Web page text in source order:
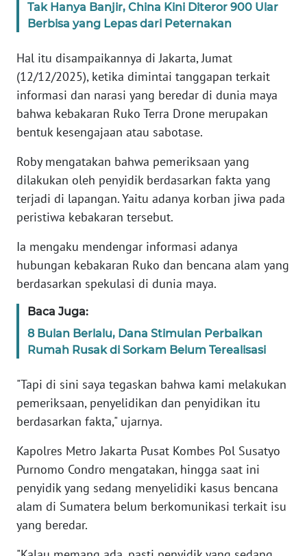
Tak Hanya Banjir, China Kini Diteror 900 Ular
Berbisa yang Lepas dari Peternakan
Hal itu disampaikannya di Jakarta, Jumat
(12/12/2025), ketika dimintai tanggapan terkait
informasi dan narasi yang beredar di dunia maya
bahwa kebakaran Ruko Terra Drone merupakan
bentuk kesengajaan atau sabotase.
Roby mengatakan bahwa pemeriksaan yang
dilakukan oleh penyidik berdasarkan fakta yang
terjadi di lapangan. Yaitu adanya korban jiwa pada
peristiwa kebakaran tersebut.
Ia mengaku mendengar informasi adanya
hubungan kebakaran Ruko dan bencana alam yang
berdasarkan spekulasi di dunia maya.
Baca Juga:
8 Bulan Berlalu, Dana Stimulan Perbaikan
Rumah Rusak di Sorkam Belum Terealisasi
"Tapi di sini saya tegaskan bahwa kami melakukan
pemeriksaan, penyelidikan dan penyidikan itu
berdasarkan fakta," ujarnya.
Kapolres Metro Jakarta Pusat Kombes Pol Susatyo
Purnomo Condro mengatakan, hingga saat ini
penyidik yang sedang menyelidiki kasus bencana
alam di Sumatera belum berkomunikasi terkait isu
yang beredar.
TENTANG
KAMI
PEDOMAN
MEDIA
SIBER
REDAKSI
KARIR
DISCLAIMER
Wahana
News
Regional
SUMUT
WN
WN
JABAR
WN
BANTEN
WN